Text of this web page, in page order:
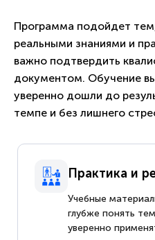
Программа подойдет
реальными знаниями и
важно подтвердить
документом. Обучение
уверенно дошли до
темпе и без лишнего
Практика и
Учебные
глубже понять
уверенно